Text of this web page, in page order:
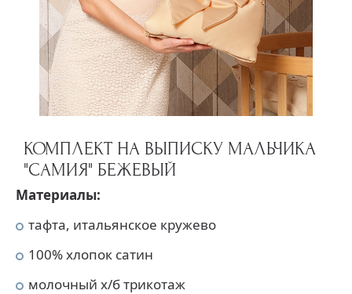
КОМПЛЕКТ НА ВЫПИСКУ МАЛЬЧИКА
"САМИЯ" БЕЖЕВЫЙ
Материалы:
тафта, итальянское кружево
100% хлопок сатин
молочный х/б трикотаж